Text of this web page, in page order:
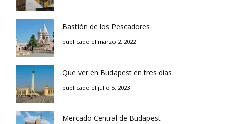
Bastión de los Pescadores
publicado el marzo 2, 2022
Que ver en Budapest en tres días
publicado el julio 5, 2023
Mercado Central de Budapest